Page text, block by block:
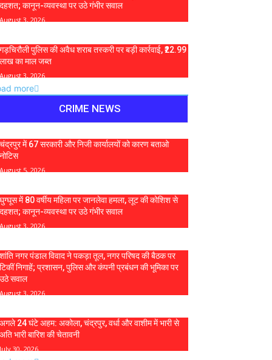
दहशत; कानून-व्यवस्था पर उठे गंभीर सवाल
August 3, 2026
गड़चिरौली पुलिस की अवैध शराब तस्करी पर बड़ी कार्रवाई, ₹22.99
लाख का माल जब्त
August 3, 2026
more
CRIME NEWS
चंद्रपुर में 67 सरकारी और निजी कार्यालयों को कारण बताओ
नोटिस
August 5, 2026
घुग्घूस में 80 वर्षीय महिला पर जानलेवा हमला, लूट की कोशिश से
दहशत; कानून-व्यवस्था पर उठे गंभीर सवाल
August 3, 2026
शांति नगर पंडाल विवाद ने पकड़ा तूल, नगर परिषद की बैठक पर
टिकीं निगाहें; प्रशासन, पुलिस और कंपनी प्रबंधन की भूमिका पर
उठे सवाल
August 3, 2026
अगले 24 घंटे अहम: अकोला, चंद्रपुर, वर्धा और वाशीम में भारी से
अति भारी बारिश की चेतावनी
July 30, 2026